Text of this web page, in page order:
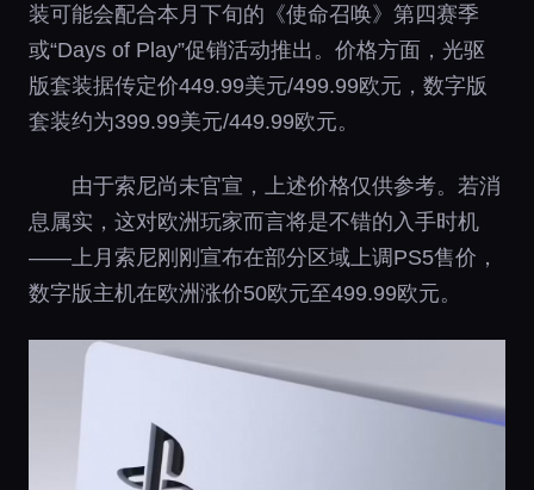
装可能会配合本月下旬的《使命召唤》第四赛季
或“Days of Play”促销活动推出。价格方面，光驱
版套装据传定价449.99美元/499.99欧元，数字版
套装约为399.99美元/449.99欧元。
由于索尼尚未官宣，上述价格仅供参考。若消
息属实，这对欧洲玩家而言将是不错的入手时机
——上月索尼刚刚宣布在部分区域上调PS5售价，
数字版主机在欧洲涨价50欧元至499.99欧元。